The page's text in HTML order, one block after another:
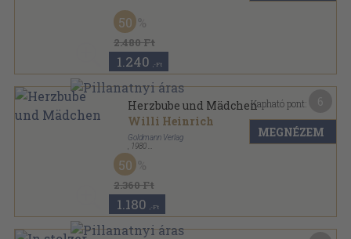
Fűzött kemény papírkötés
2.480 Ft
50
1.240 ,-Ft
Herzbube und Mädchen
Willi Heinrich
Goldmann Verlag
1980
Ragasztott papírkötés
2.360 Ft
50
1.180 ,-Ft
Kapható pont:
MEGNÉZEM